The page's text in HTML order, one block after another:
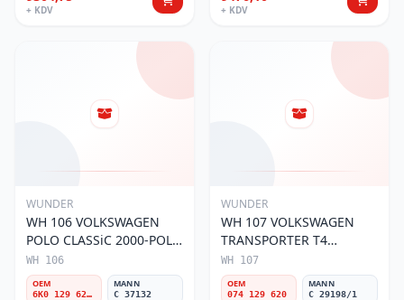
+ KDV + KDV
WUNDER
WH 106 VOLKSWAGEN
POLO CLASSiC 2000-POLO
III 1.9 6K0 129 620 B Hava
Filtresi
WH 106
OEM
6K0 129 620 B
MANN
C 37132
WUNDER
WH 107 VOLKSWAGEN
TRANSPORTER T4
(SÜNGERLi) 074 129 620
Hava Filtresi
WH 107
OEM
074 129 620
MANN
C 29198/1